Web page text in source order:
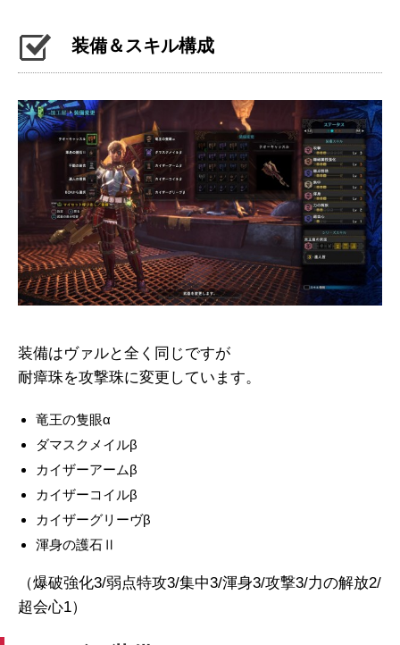
装備＆スキル構成
装備はヴァルと全く同じですが
耐瘴珠を攻撃珠に変更しています。
竜王の隻眼α
ダマスクメイルβ
カイザーアームβ
カイザーコイルβ
カイザーグリーヴβ
渾身の護石Ⅱ
（爆破強化3/弱点特攻3/集中3/渾身3/攻撃3/力の解放2/
超会心1）